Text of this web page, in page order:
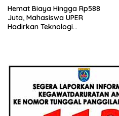
Hemat Biaya Hingga Rp588
Juta, Mahasiswa UPER
Hadirkan Teknologi